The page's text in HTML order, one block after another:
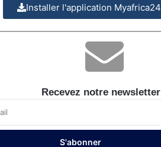
Installer l'application Myafrica24
Recevez notre newsletter